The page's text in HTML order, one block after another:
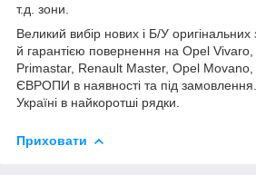
т.д. зони.
Великий вибір нових і Б/У оригінальних
й гарантією повернення на Opel
Primastar, Renault Master, Opel
ЄВРОПИ в наявності та під замовлення.
Україні в найкоротші рядки.
Приховати